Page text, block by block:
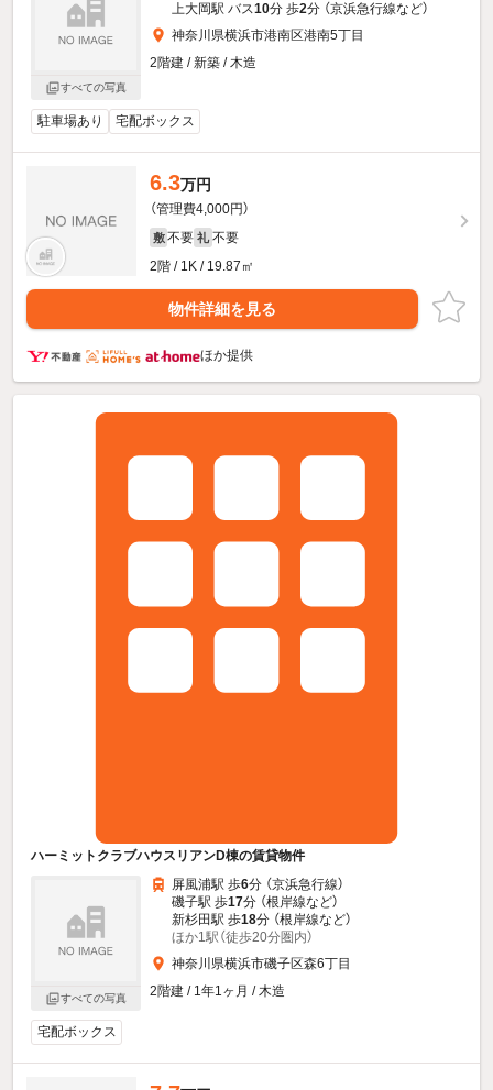
すべての写真
上大岡駅 バス10分 歩2分 （京浜急行線など）
神奈川県横浜市港南区港南5丁目
2階建 / 新築 / 木造
駐車場あり 宅配ボックス
6.3万円
（管理費4,000円）
敷 不要 礼 不要
2階 / 1K / 19.87㎡
物件詳細を見る
ほか提供
ハーミットクラブハウスリアンD棟の賃貸物件
すべての写真
屏風浦駅 歩6分 （京浜急行線）
磯子駅 歩17分 （根岸線など）
新杉田駅 歩18分 （根岸線など）
ほか1駅（徒歩20分圏内）
神奈川県横浜市磯子区森6丁目
2階建 / 1年1ヶ月 / 木造
宅配ボックス